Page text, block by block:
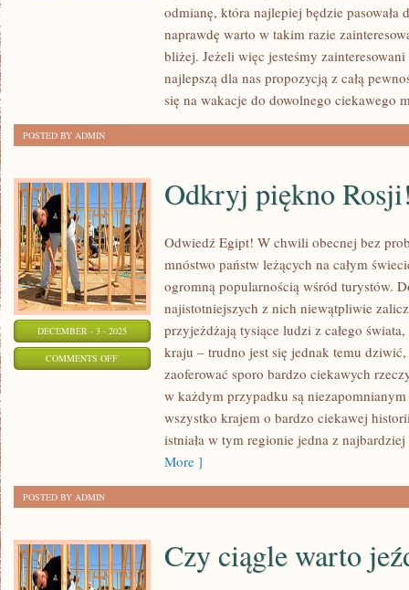
odmianę, która najlepiej będzie pasowała
naprawdę warto w takim razie
bliżej. Jeżeli więc jesteśmy
najlepszą dla nas propozycją z całą
się na wakacje do dowolnego ciekawego
POSTED BY ADMIN
DECEMBER - 3 - 2025
COMMENTS OFFON
Odkryj piękno
Odwiedź Egipt! W chwili obecnej bez
mnóstwo państw leżących na całym
ogromną popularnością wśród turystów.
najistotniejszych z nich niewątpliwie
przyjeżdżają tysiące ludzi z całego
kraju – trudno jest się jednak temu
zaoferować sporo bardzo ciekawych
w każdym przypadku są
wszystko krajem o bardzo ciekawej
istniała w tym regionie jedna z
More ]
POSTED BY ADMIN
Czy ciągle warto